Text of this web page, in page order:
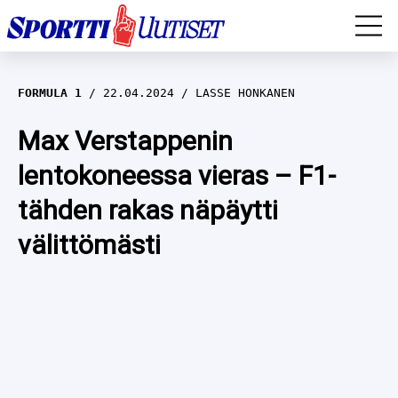
EM-YLEISURHEILU
JÄÄKIEKKO
YLEISURHEILU
WILMA HELTELÄ
TALVILAJIT
FORMULA 1 22.04.2024 LASSE HONKANEN
Max Verstappenin
lentokoneessa vieras – F1-
tähden rakas näpäytti
välittömästi